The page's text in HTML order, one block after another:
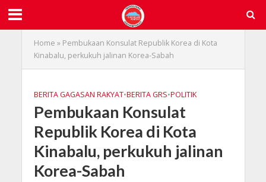
Home » Pembukaan Konsulat Republik Korea di Kota
Kinabalu, perkukuh jalinan Korea-Sabah
BERITA GAGASAN RAKYAT•BERITA GRS•POLITIK
Pembukaan Konsulat
Republik Korea di Kota
Kinabalu, perkukuh jalinan
Korea-Sabah